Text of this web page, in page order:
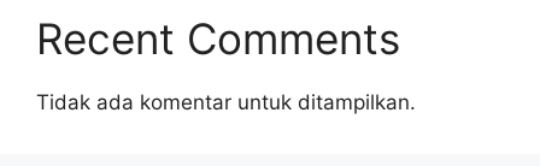
Recent Comments
Tidak ada komentar untuk ditampilkan.